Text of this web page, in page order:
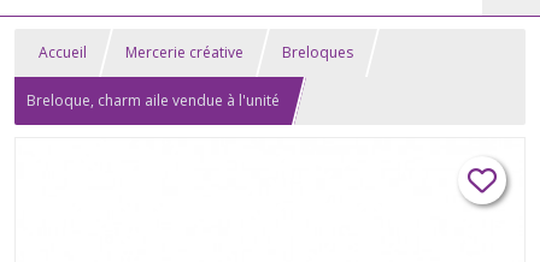
Accueil Mercerie créative Breloques
Breloque, charm aile vendue à l'unité